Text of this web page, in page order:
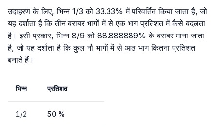
उदाहरण के लिए, भिन्न 1/3 को 33.33% में परिवर्तित किया जाता है, जो
यह दर्शाता है कि तीन बराबर भागों में से एक भाग प्रतिशत में कैसे बदलता
है। इसी प्रकार, भिन्न 8/9 को 88.888889% के बराबर माना जाता
है, जो यह दर्शाता है कि कुल नौ भागों में से आठ भाग कितना प्रतिशत
बनाते हैं।
भिन्न प्रतिशत
1/2 50 %